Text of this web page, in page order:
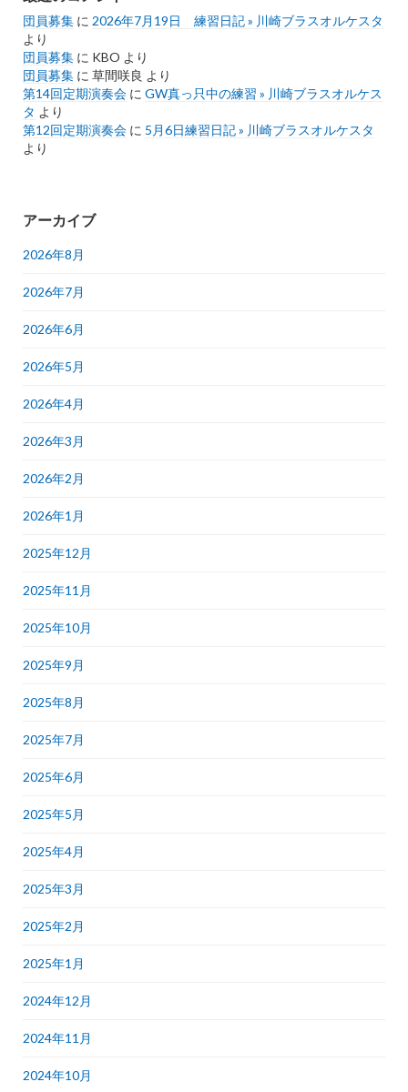
団員募集 に 2026年7月19日 練習日記 » 川崎ブラスオルケスタ
より
団員募集 に KBO より
団員募集 に 草間咲良 より
第14回定期演奏会 に GW真っ只中の練習 » 川崎ブラスオルケス
タ より
第12回定期演奏会 に 5月6日練習日記 » 川崎ブラスオルケスタ
より
アーカイブ
2026年8月
2026年7月
2026年6月
2026年5月
2026年4月
2026年3月
2026年2月
2026年1月
2025年12月
2025年11月
2025年10月
2025年9月
2025年8月
2025年7月
2025年6月
2025年5月
2025年4月
2025年3月
2025年2月
2025年1月
2024年12月
2024年11月
2024年10月